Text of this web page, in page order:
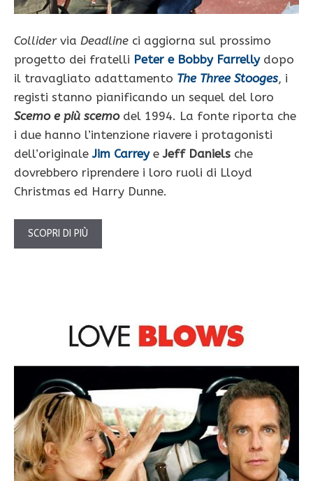
Collidervia Deadline ci aggiorna sul prossimo
progetto dei fratelli Peter e Bobby Farrellydopo
il travagliato adattamento The Three Stooges, i
registi stanno pianificando un sequel del loro
Scemo e più scemodel 1994. La fonte riporta che
i due hanno l’intenzione riavere i protagonisti
dell’originale Jim CarreyeJeff Daniels che
dovrebbero riprendere i loro ruoli di Lloyd
Christmas ed Harry Dunne.
SCOPRI DI PIÙ